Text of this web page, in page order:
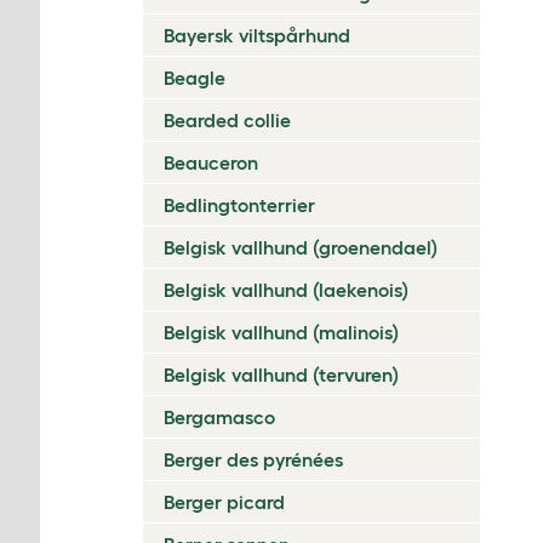
Bayersk viltspårhund
Beagle
Bearded collie
Beauceron
Bedlingtonterrier
Belgisk vallhund (groenendael)
Belgisk vallhund (laekenois)
Belgisk vallhund (malinois)
Belgisk vallhund (tervuren)
Bergamasco
Berger des pyrénées
Berger picard